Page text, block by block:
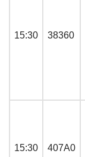
15:30 38360
15:30 407A0